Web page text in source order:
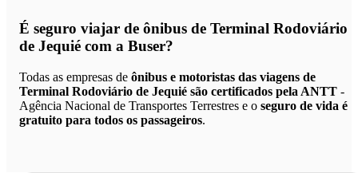
É seguro viajar de ônibus de Terminal Rodoviário
de Jequié com a Buser?
Todas as empresas de ônibus e motoristas das viagens de
Terminal Rodoviário de Jequié são certificados pela ANTT -
Agência Nacional de Transportes Terrestres e o seguro de vida é
gratuito para todos os passageiros.